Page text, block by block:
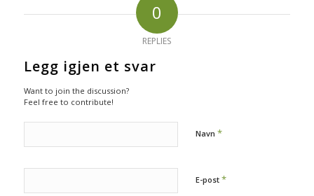
0
REPLIES
Legg igjen et svar
Want to join the discussion?
Feel free to contribute!
Navn *
E-post *